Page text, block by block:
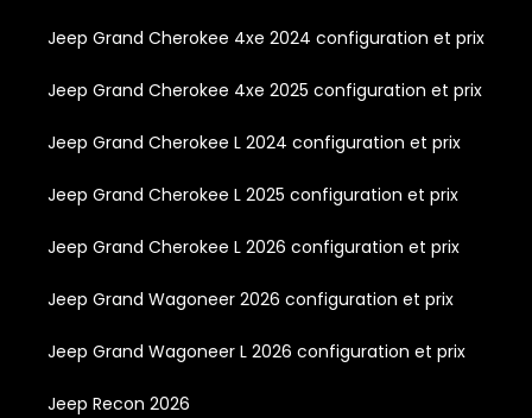
Jeep Grand Cherokee 4xe 2024 configuration et prix
Jeep Grand Cherokee 4xe 2025 configuration et prix
Jeep Grand Cherokee L 2024 configuration et prix
Jeep Grand Cherokee L 2025 configuration et prix
Jeep Grand Cherokee L 2026 configuration et prix
Jeep Grand Wagoneer 2026 configuration et prix
Jeep Grand Wagoneer L 2026 configuration et prix
Jeep Recon 2026